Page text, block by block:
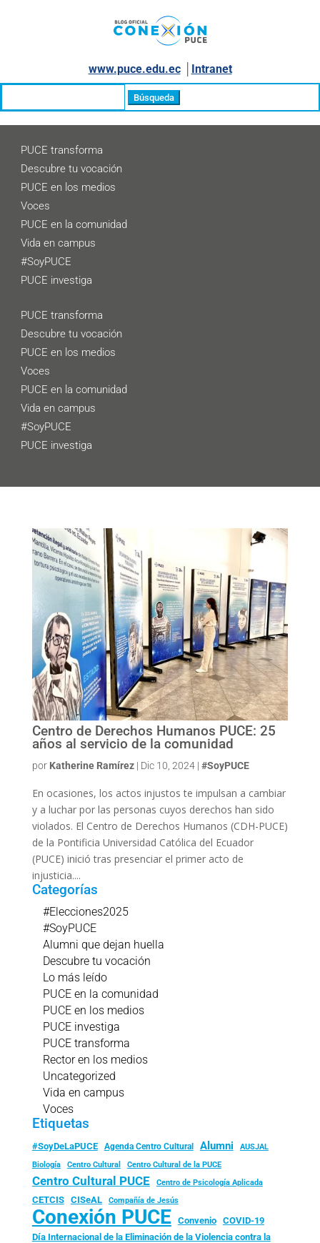
www.puce.edu.ec│ Intranet
PUCE transforma
Descubre tu vocación
PUCE en los medios
Voces
PUCE en la comunidad
Vida en campus
#SoyPUCE
PUCE investiga
PUCE transforma
Descubre tu vocación
PUCE en los medios
Voces
PUCE en la comunidad
Vida en campus
#SoyPUCE
PUCE investiga
Centro de Derechos Humanos PUCE: 25
años al servicio de la comunidad
por Katherine Ramírez| Dic 10, 2024| #SoyPUCE
En ocasiones, los actos injustos te impulsan a cambiar
y a luchar por las personas cuyos derechos han sido
violados. El Centro de Derechos Humanos (CDH-PUCE)
de la Pontificia Universidad Católica del Ecuador
(PUCE) inició tras presenciar el primer acto de
injusticia....
Categorías
#Elecciones2025
#SoyPUCE
Alumni que dejan huella
Descubre tu vocación
Lo más leído
PUCE en la comunidad
PUCE en los medios
PUCE investiga
PUCE transforma
Rector en los medios
Uncategorized
Vida en campus
Voces
Etiquetas
#SoyDeLaPUCE Agenda Centro Cultural Alumni
AUSJAL
Biología
Centro Cultural Centro Cultural de la PUCE
Centro Cultural PUCE Centro de Psicología Aplicada
CETCIS CISeAL Compañía de Jesús
Conexión PUCE Convenio
COVID-19
Día Internacional de la Eliminación de la Violencia contra la